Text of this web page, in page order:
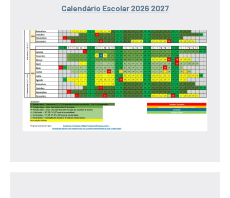
Calendário Escolar 2026 2027